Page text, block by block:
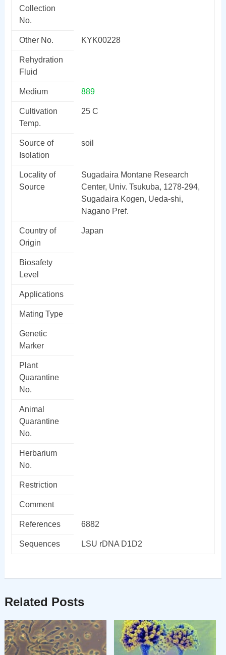
Collection
No.
Other No. KYK00228
Rehydration
Fluid
Medium 889
Cultivation
Temp.
25 C
Source of
Isolation
soil
Locality of
Source
Sugadaira Montane Research
Center, Univ. Tsukuba, 1278-294,
Sugadaira Kogen, Ueda-shi,
Nagano Pref.
Country of
Origin
Japan
Biosafety
Level
Applications
Mating Type
Genetic
Marker
Plant
Quarantine
No.
Animal
Quarantine
No.
Herbarium
No.
Restriction
Comment
References 6882
Sequences LSU rDNA D1D2
Related Posts